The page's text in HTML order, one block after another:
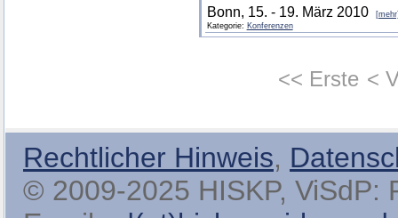
Bonn, 15. - 19. März 2010
Kategorie: Konferenzen
<< Erste <
Rechtlicher Hinweis,
© 2009-2025 HISKP, ViSdP: